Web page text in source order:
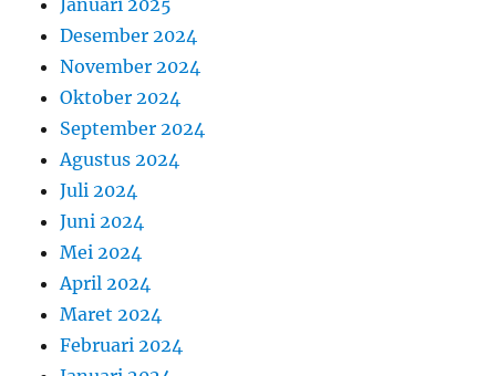
Desember 2024
November 2024
Oktober 2024
September 2024
Agustus 2024
Juli 2024
Juni 2024
Mei 2024
April 2024
Maret 2024
Februari 2024